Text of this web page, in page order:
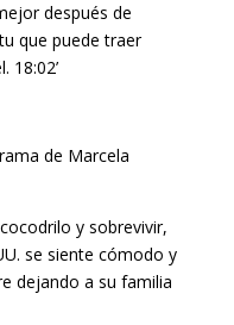
después de
que puede traer
18:02’
de Marcela
y sobrevivir,
se siente cómodo y
dejando a su familia